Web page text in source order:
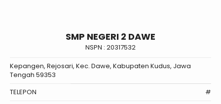
SMP NEGERI 2 DAWE
NSPN : 20317532
Kepangen, Rejosari, Kec. Dawe, Kabupaten Kudus, Jawa
Tengah 59353
TELEPON
#